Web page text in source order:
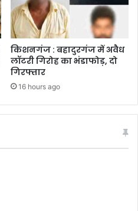
किशनगंज : बहादुरगंज में अवैध
लॉटरी गिरोह का भंडाफोड़, दो
गिरफ्तार
16 hours ago